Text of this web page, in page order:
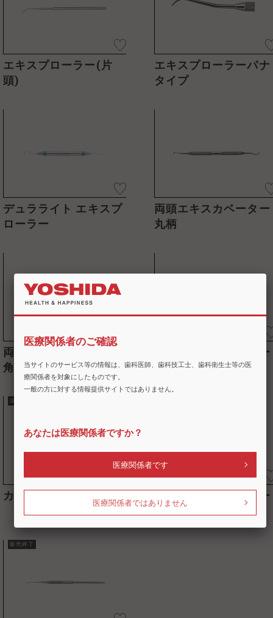
エキスプローラー(片
頭)
エキスプローラーパナ
タイプ
デュラライト エキスプ
ローラー
両頭エキスカベーター
丸柄
両頭エキスカベーター
角柄
片頭エキスプローラー
販売終了
カーエキスプローラー
マーチンエキスカベー
ター
販売終了
医療関係者のご確認
当サイトのサービス等の情報は、歯科医師、歯科技工士、歯科衛生士等の医
療関係者を対象にしたものです。
一般の方に対する情報提供サイトではありません。
あなたは医療関係者ですか？
医療関係者です
医療関係者ではありません